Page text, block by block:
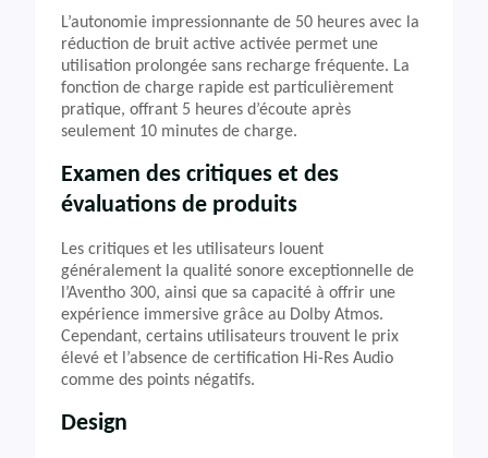
L’autonomie impressionnante de 50 heures avec la
réduction de bruit active activée permet une
utilisation prolongée sans recharge fréquente. La
fonction de charge rapide est particulièrement
pratique, offrant 5 heures d’écoute après
seulement 10 minutes de charge.
Examen des critiques et des
évaluations de produits
Les critiques et les utilisateurs louent
généralement la qualité sonore exceptionnelle de
l’Aventho 300, ainsi que sa capacité à offrir une
expérience immersive grâce au Dolby Atmos.
Cependant, certains utilisateurs trouvent le prix
élevé et l’absence de certification Hi-Res Audio
comme des points négatifs.
Design